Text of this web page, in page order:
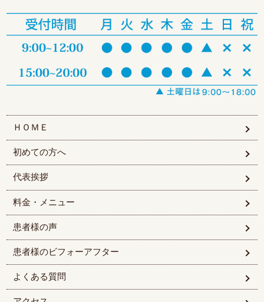
ＨＯＭＥ
初めての方へ
代表挨拶
料金・メニュー
患者様の声
患者様のビフォーアフター
よくある質問